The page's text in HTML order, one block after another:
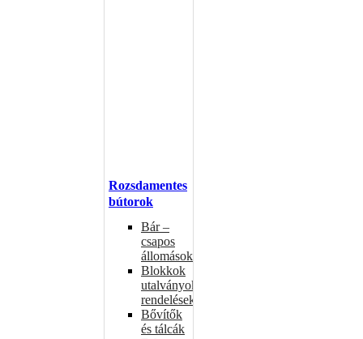
Rozsdamentes
bútorok
Bár –
csapos
állomások
Blokkok
utalványokhoz,
rendelésekhez
Bővítők
és tálcák